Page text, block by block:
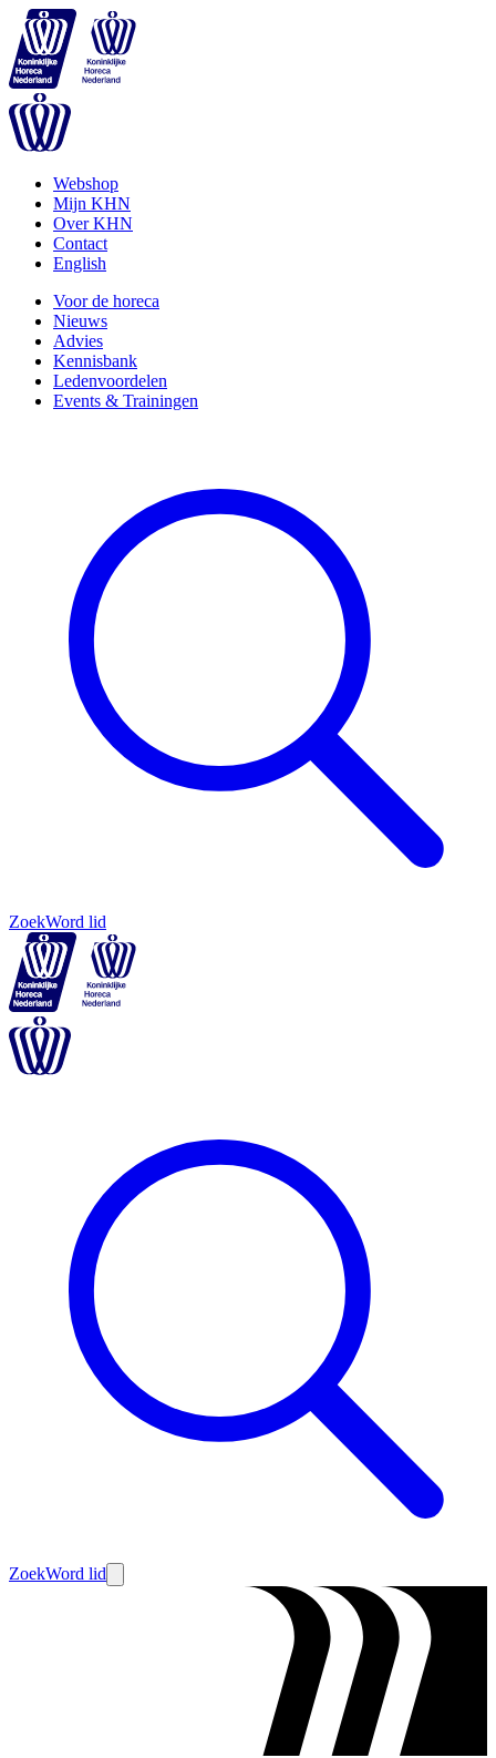
Webshop
Mijn KHN
Over KHN
Contact
English
Voor de horeca
Nieuws
Advies
Kennisbank
Ledenvoordelen
Events & Trainingen
ZoekWord lid
ZoekWord lid